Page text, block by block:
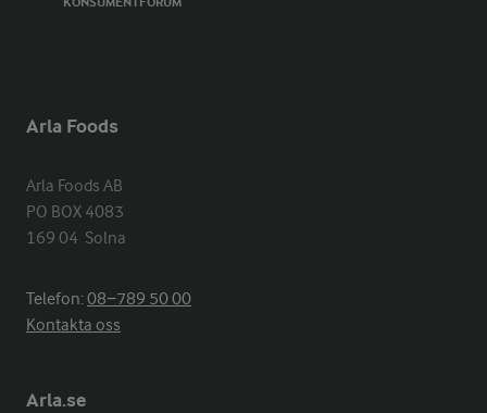
Arla Foods
Arla Foods AB
PO BOX 4083
169 04  Solna
Telefon:08−789 50 00
Kontakta oss
Arla.se